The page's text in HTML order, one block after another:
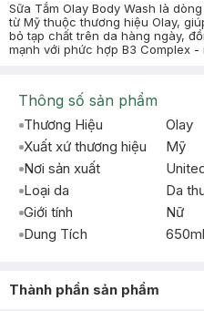
Sữa Tắm Olay Body Wash là
từ Mỹ thuộc thương hiệu Olay,
bỏ tạp chất trên da hàng ngày,
mạnh với phức hợp B3 Complex
Thông số sản phẩm
Thương Hiệu
Olay
Xuất xứ thương hiệu
Mỹ
Nơi sản xuất
Loại da
Da
Giới tính
Nữ
Dung Tích
650ml
Thành phần sản phẩm